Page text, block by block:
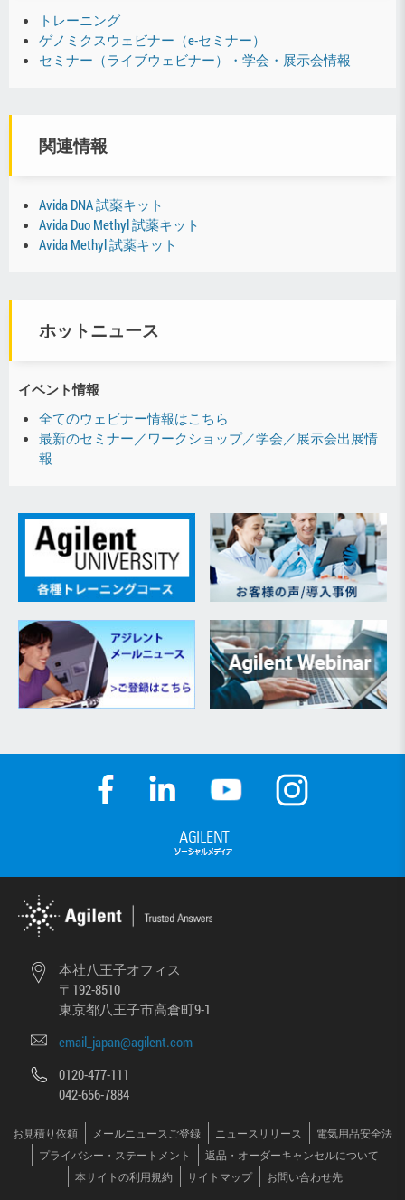
トレーニング
ゲノミクスウェビナー（e-セミナー）
セミナー（ライブウェビナー）・学会・展示会情報
関連情報
Avida DNA 試薬キット
Avida Duo Methyl 試薬キット
Avida Methyl 試薬キット
ホットニュース
イベント情報
全てのウェビナー情報はこちら
最新のセミナー／ワークショップ／学会／展示会出展情
報
本社八王子オフィス
〒192-8510
東京都八王子市高倉町9-1
email_japan@agilent.com
0120-477-111
042-656-7884
お見積り依頼 メールニュースご登録 ニュースリリース
電気用品安全法
プライバシー・ステートメント
返品・オーダーキャンセルについて
本サイトの利用規約
サイトマップ
お問い合わせ先